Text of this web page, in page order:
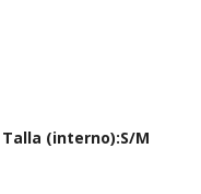
(interno):S/M